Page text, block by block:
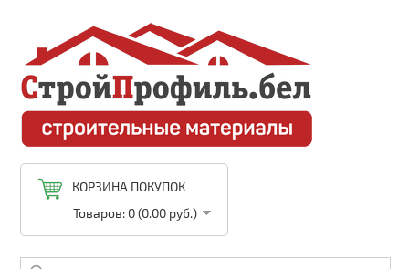
КОРЗИНА ПОКУПОК
Товаров: 0 (0.00 руб.)